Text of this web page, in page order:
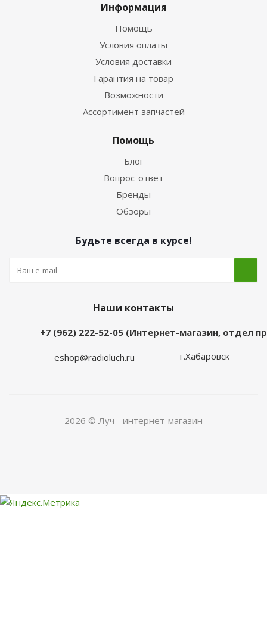
Информация
Помощь
Условия оплаты
Условия доставки
Гарантия на товар
Возможности
Ассортимент запчастей
Помощь
Блог
Вопрос-ответ
Бренды
Обзоры
Будьте всегда в курсе!
Наши контакты
+7 (962) 222-52-05 (Интернет-магазин, отдел
eshop@radioluch.ru г.Хабаровск
2026 © Луч - интернет-магазин